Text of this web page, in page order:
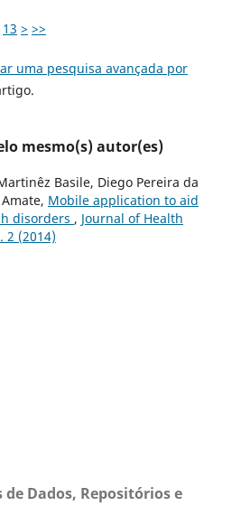
13 > >>
uma pesquisa avançada por
mesmo(s) autor(es)
Basile, Diego Pereira da
Mobile application to aid
disorders , Journal of Health
2 (2014)
Dados, Repositórios e